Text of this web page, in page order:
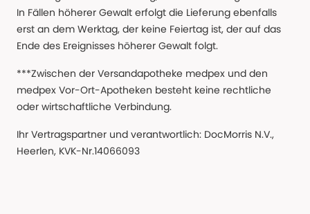
In Fällen höherer Gewalt erfolgt die Lieferung ebenfalls
erst an dem Werktag, der keine Feiertag ist, der auf das
Ende des Ereignisses höherer Gewalt folgt.
***Zwischen der Versandapotheke medpex und den
medpex Vor-Ort-Apotheken besteht keine rechtliche
oder wirtschaftliche Verbindung.
Ihr Vertragspartner und verantwortlich: DocMorris N.V.,
Heerlen, KVK-Nr.14066093